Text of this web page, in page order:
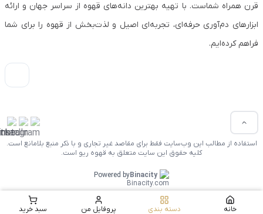
قرن همراه شماست. با تهیه بهترین دانه‌های قهوه از سراسر جهان و ارائه
ابزارهای دم‌آوری حرفه‌ای، تجربه‌ای اصیل و لذت‌بخش از قهوه را برای شما
فراهم کرده‌ایم.
استفاده از مطالب این وب‌سایت فقط برای مقاصد غیر تجاری و با ذکر منبع بلامانع است.
کلیه حقوق این سایت متعلق به قهوه ریو است.
Powered byBinacity
خانه دسته بندی پروفایل من سبد خرید